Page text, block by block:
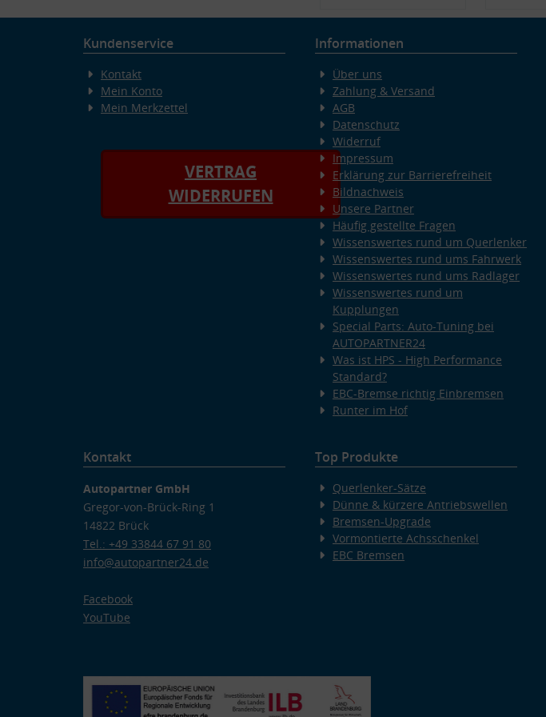
Kundenservice
Kontakt
Mein Konto
Mein Merkzettel
VERTRAG
WIDERRUFEN
Informationen
Über uns
Zahlung & Versand
AGB
Datenschutz
Widerruf
Impressum
Erklärung zur Barrierefreiheit
Bildnachweis
Unsere Partner
Häufig gestellte Fragen
Wissenswertes rund um Querlenker
Wissenswertes rund ums Fahrwerk
Wissenswertes rund ums Radlager
Wissenswertes rund um
Kupplungen
Special Parts: Auto-Tuning bei
AUTOPARTNER24
Was ist HPS - High Performance
Standard?
EBC-Bremse richtig Einbremsen
Runter im Hof
Kontakt
Autopartner GmbH
Gregor-von-Brück-Ring 1
14822 Brück
Tel.: +49 33844 67 91 80
info@autopartner24.de
Facebook
YouTube
Top Produkte
Querlenker-Sätze
Dünne & kürzere Antriebswellen
Bremsen-Upgrade
Vormontierte Achsschenkel
EBC Bremsen